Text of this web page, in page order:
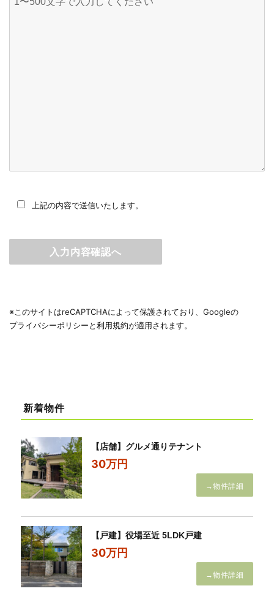
上記の内容で送信いたします。
※このサイトはreCAPTCHAによって保護されており、Googleの
プライバシーポリシーと利用規約が適用されます。
新着物件
【店舗】グルメ通りテナント
30万円
→物件詳細
【戸建】役場至近 5LDK戸建
30万円
→物件詳細